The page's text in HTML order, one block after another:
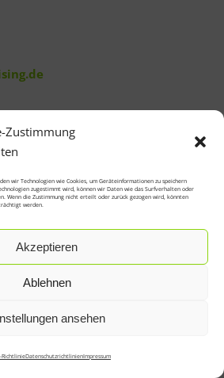
Zustimmung
wir Technologien wie Cookies, um Geräteinformationen zu speichern
zugestimmt wird, können wir Daten wie das Surfverhalten oder
Wenn die Zustimmung nicht erteilt oder zurück gezogen wird, könnten
werden.
Akzeptieren
Ablehnen
ansehen
RichtlinieDatenschutzrichtlinienImpressum
Datenschutzrichtlinien IMPRESSUM
Cookie-Richtlinie (EU)
ZURÜCK NACH OBEN